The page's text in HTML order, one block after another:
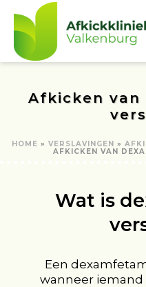
Afkicken van
HOME » VERSLAVINGEN »
AFKICKEN VAN
Wat is
Een
wanneer